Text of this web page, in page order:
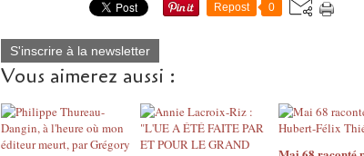
Repost 0
S'inscrire à la newsletter
Vous aimerez aussi :